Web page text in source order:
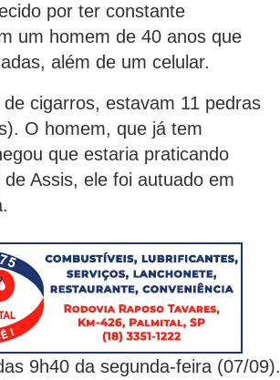
por ter constante
um homem de 40 anos que
além de um celular.
cigarros, estavam 11 pedras
O homem, que já tem
que estaria praticando
Assis, ele foi autuado em
9h40 da segunda-feira (07/09).